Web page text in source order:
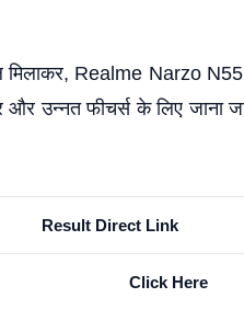
Realme Narzo
और उन्नत फीचर्स के लिए जाना
Result Direct Link
Click Here